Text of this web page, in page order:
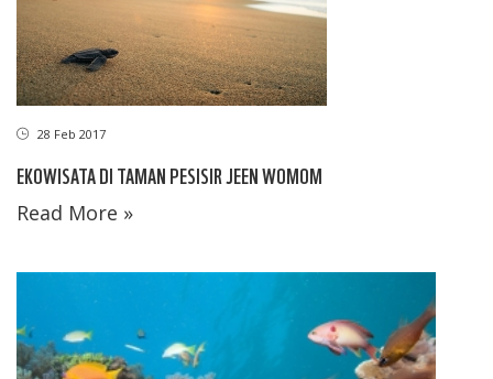
28 Feb 2017
EKOWISATA DI TAMAN PESISIR JEEN WOMOM
Read More »